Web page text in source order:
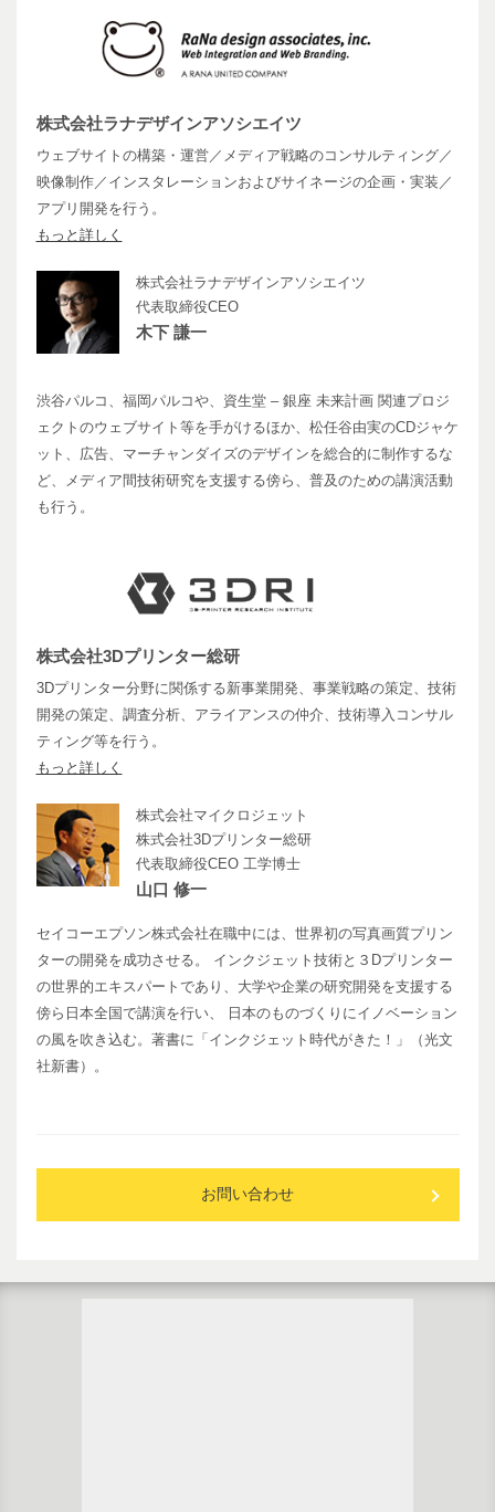
株式会社ラナデザインアソシエイツ
ウェブサイトの構築・運営／メディア戦略のコンサルティング／
映像制作／インスタレーションおよびサイネージの企画・実装／
アプリ開発を行う。
もっと詳しく
株式会社ラナデザインアソシエイツ
代表取締役CEO
木下 謙一
渋谷パルコ、福岡パルコや、資生堂 – 銀座 未来計画 関連プロジ
ェクトのウェブサイト等を手がけるほか、松任谷由実のCDジャケ
ット、広告、マーチャンダイズのデザインを総合的に制作するな
ど、メディア間技術研究を支援する傍ら、普及のための講演活動
も行う。
株式会社3Dプリンター総研
3Dプリンター分野に関係する新事業開発、事業戦略の策定、技術
開発の策定、調査分析、アライアンスの仲介、技術導入コンサル
ティング等を行う。
もっと詳しく
株式会社マイクロジェット
株式会社3Dプリンター総研
代表取締役CEO 工学博士
山口 修一
セイコーエプソン株式会社在職中には、世界初の写真画質プリン
ターの開発を成功させる。 インクジェット技術と３Dプリンター
の世界的エキスパートであり、大学や企業の研究開発を支援する
傍ら日本全国で講演を行い、 日本のものづくりにイノベーション
の風を吹き込む。著書に「インクジェット時代がきた！」（光文
社新書）。
お問い合わせ